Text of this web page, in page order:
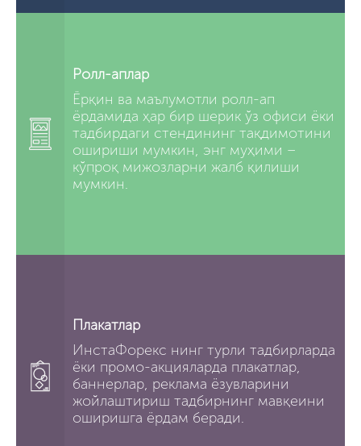
Ролл-аплар
Ёрқин ва маълумотли ролл-ап
ёрдамида ҳар бир шерик ўз офиси ёки
тадбирдаги стендининг тақдимотини
ошириши мумкин, энг муҳими –
кўпроқ мижозларни жалб қилиши
мумкин.
Плакатлар
ИнстаФорекс нинг турли тадбирларда
ёки промо-акцияларда плакатлар,
баннерлар, реклама ёзувларини
жойлаштириш тадбирнинг мавқеини
оширишга ёрдам беради.